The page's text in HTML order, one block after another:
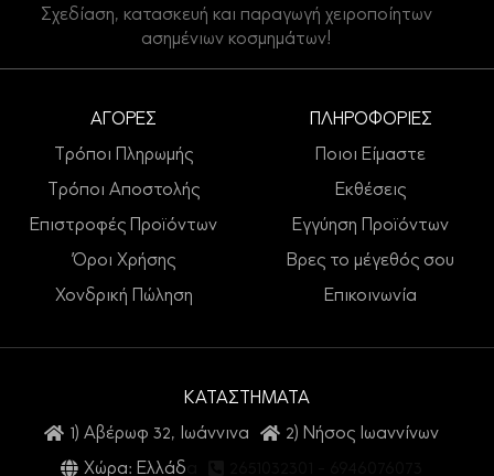
Σχεδίαση, κατασκευή και παραγωγή χειροποίητων
ασημένιων κοσμημάτων!
ΑΓΟΡΕΣ
Τρόποι Πληρωμής
Τρόποι Αποστολής
Επιστροφές Προϊόντων
Όροι Χρήσης
Χονδρική Πώληση
ΠΛΗΡΟΦΟΡΙΕΣ
Ποιοι Είμαστε
Εκθέσεις
Εγγύηση Προϊόντων
Βρες το μέγεθός σου
Επικοινωνία
ΚΑΤΑΣΤΗΜΑΤΑ
1) Αβέρωφ 32, Ιωάννινα
2) Νήσος Ιωαννίνων
Χώρα: Ελλάδα